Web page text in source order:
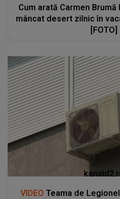
Cum arată Carmen Brumă
mâncat desert zilnic în
[FOTO]
VIDEO Teama de